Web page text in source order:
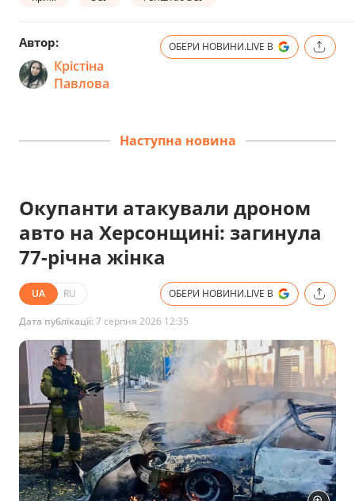
Автор:
Крістіна
Павлова
ОБЕРИ НОВИНИ.LIVE В
Наступна новина
Окупанти атакували дроном
авто на Херсонщині: загинула
77-річна жінка
UA RU ОБЕРИ НОВИНИ.LIVE В
Дата публікації:7 серпня 2026 12:35